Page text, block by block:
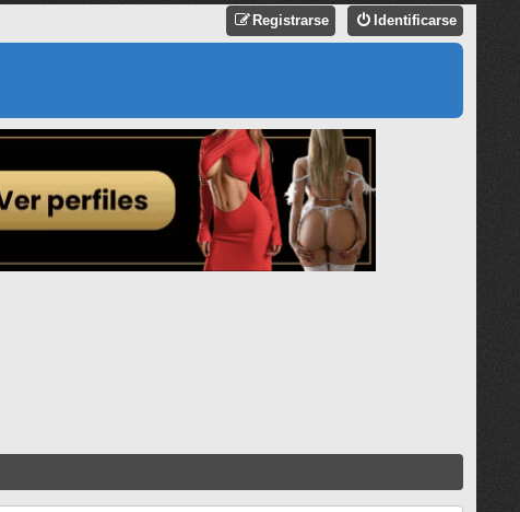
Identificarse
Registrarse